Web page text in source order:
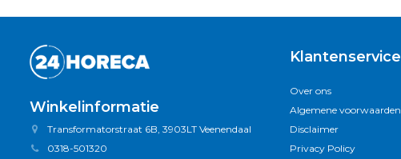
Winkelinformatie
Transformatorstraat 6B, 3903LT Veenendaal
0318-501320
Klantenservice
Over ons
Algemene voorwaarden
Disclaimer
Privacy Policy